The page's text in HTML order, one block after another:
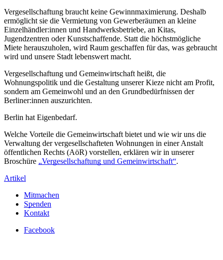
Vergesellschaftung braucht keine Gewinnmaximierung. Deshalb
ermöglicht sie die Vermietung von Gewerberäumen an kleine
Einzelhändler:innen und Handwerksbetriebe, an Kitas,
Jugendzentren oder Kunstschaffende. Statt die höchstmögliche
Miete herauszuholen, wird Raum geschaffen für das, was gebraucht
wird und unsere Stadt lebenswert macht.
Vergesellschaftung und Gemeinwirtschaft heißt, die
Wohnungspolitik und die Gestaltung unserer Kieze nicht am Profit,
sondern am Gemeinwohl und an den Grundbedürfnissen der
Berliner:innen auszurichten.
Berlin hat Eigenbedarf.
Welche Vorteile die Gemeinwirtschaft bietet und wie wir uns die
Verwaltung der vergesellschafteten Wohnungen in einer Anstalt
öffentlichen Rechts (AöR) vorstellen, erklären wir in unserer
Broschüre „Vergesellschaftung und Gemeinwirtschaft“.
Artikel
Mitmachen
Spenden
Kontakt
Facebook